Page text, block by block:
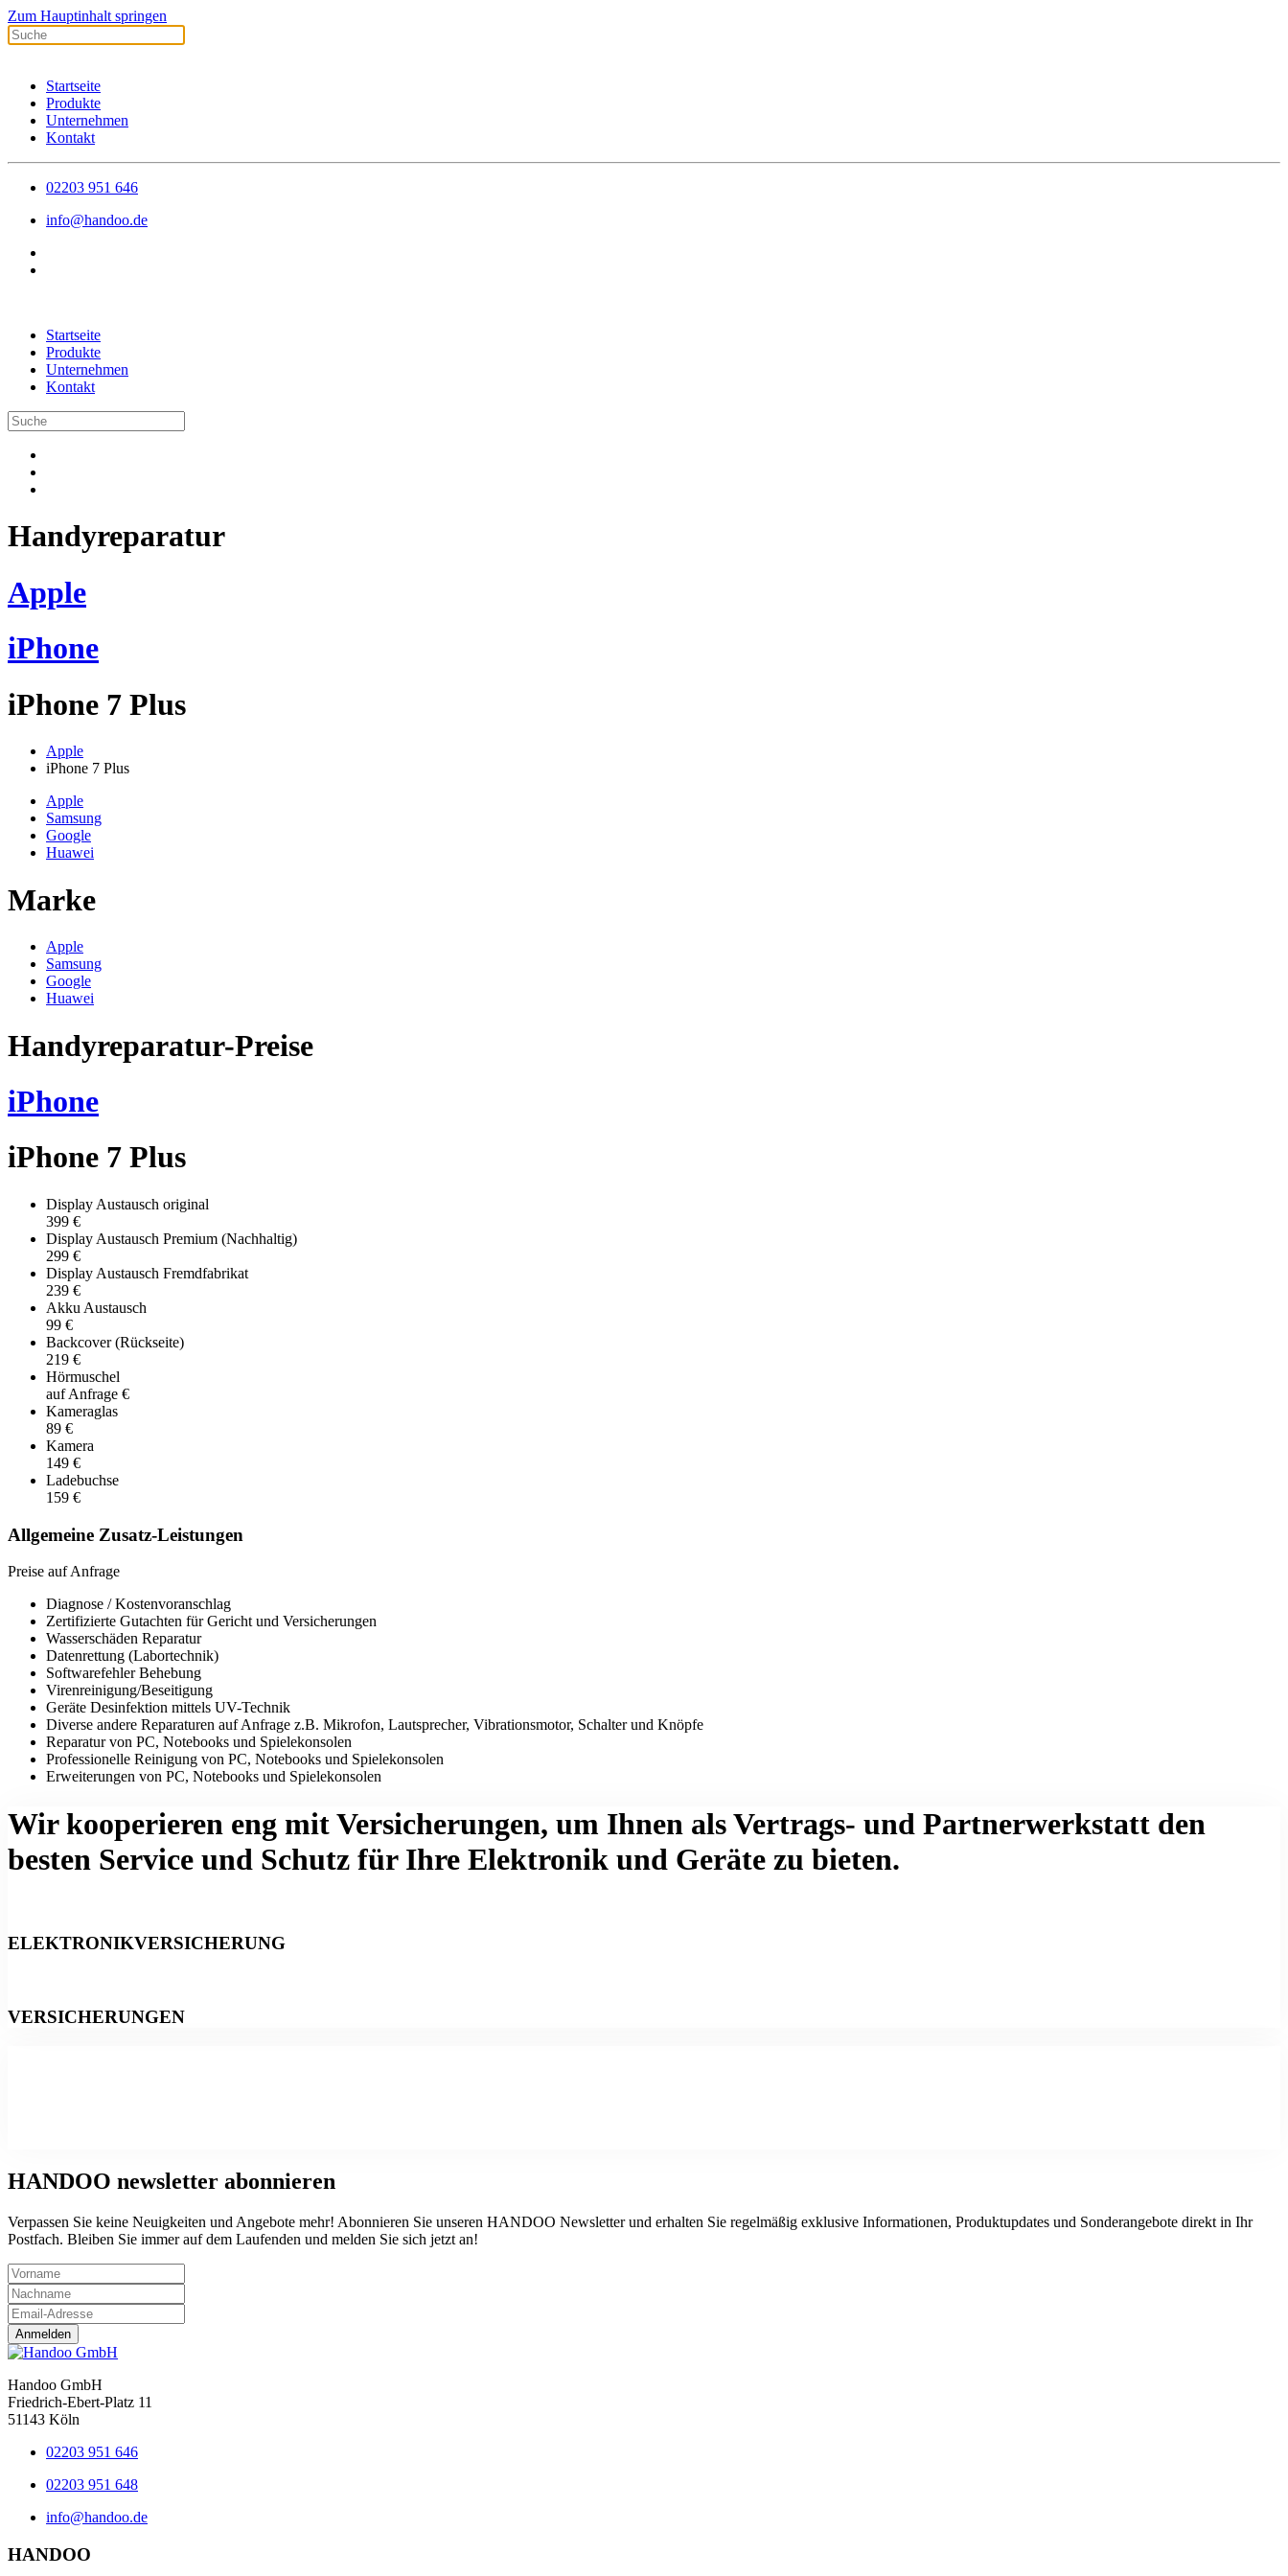
Zum Hauptinhalt springen
Startseite
Produkte
Unternehmen
Kontakt
02203 951 646
info@handoo.de
Startseite
Produkte
Unternehmen
Kontakt
Handyreparatur
Apple
iPhone
iPhone 7 Plus
Apple
iPhone 7 Plus
Apple
Samsung
Google
Huawei
Marke
Apple
Samsung
Google
Huawei
Handyreparatur-Preise
iPhone
iPhone 7 Plus
Display Austausch original
399 €
Display Austausch Premium (Nachhaltig)
299 €
Display Austausch Fremdfabrikat
239 €
Akku Austausch
99 €
Backcover (Rückseite)
219 €
Hörmuschel
auf Anfrage €
Kameraglas
89 €
Kamera
149 €
Ladebuchse
159 €
Allgemeine Zusatz-Leistungen
Preise auf Anfrage
Diagnose / Kostenvoranschlag
Zertifizierte Gutachten für Gericht und Versicherungen
Wasserschäden Reparatur
Datenrettung (Labortechnik)
Softwarefehler Behebung
Virenreinigung/Beseitigung
Geräte Desinfektion mittels UV-Technik
Diverse andere Reparaturen auf Anfrage z.B. Mikrofon, Lautsprecher, Vibrationsmotor, Schalter und Knöpfe
Reparatur von PC, Notebooks und Spielekonsolen
Professionelle Reinigung von PC, Notebooks und Spielekonsolen
Erweiterungen von PC, Notebooks und Spielekonsolen
Wir kooperieren eng mit Versicherungen, um Ihnen als Vertrags- und Partnerwerkstatt den
besten Service und Schutz für Ihre Elektronik und Geräte zu bieten.
ELEKTRONIKVERSICHERUNG
VERSICHERUNGEN
HANDOO newsletter abonnieren
Verpassen Sie keine Neuigkeiten und Angebote mehr! Abonnieren Sie unseren HANDOO Newsletter und erhalten Sie regelmäßig exklusive Informationen, Produktupdates und Sonderangebote direkt in Ihr
Postfach. Bleiben Sie immer auf dem Laufenden und melden Sie sich jetzt an!
Anmelden
Handoo GmbH
Friedrich-Ebert-Platz 11
51143 Köln
02203 951 646
02203 951 648
info@handoo.de
HANDOO